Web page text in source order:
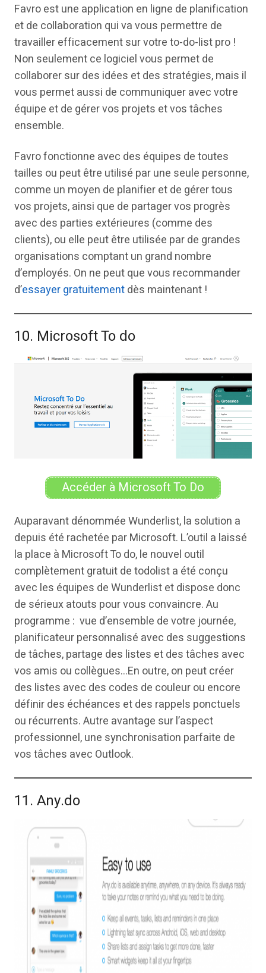
Favro est une application en ligne de planification
et de collaboration qui va vous permettre de
travailler efficacement sur votre to-do-list pro !
Non seulement ce logiciel vous permet de
collaborer sur des idées et des stratégies, mais il
vous permet aussi de communiquer avec votre
équipe et de gérer vos projets et vos tâches
ensemble.
Favro fonctionne avec des équipes de toutes
tailles ou peut être utilisé par une seule personne,
comme un moyen de planifier et de gérer tous
vos projets, ainsi que de partager vos progrès
avec des parties extérieures (comme des
clients), ou elle peut être utilisée par de grandes
organisations comptant un grand nombre
d’employés. On ne peut que vous recommander
d’essayer gratuitementdès maintenant !
10. Microsoft To do
Accéder à Microsoft To Do
Auparavant dénommée Wunderlist, la solution a
depuis été rachetée par Microsoft. L’outil a laissé
la place à Microsoft To do, le nouvel outil
complètement gratuit de todolist a été conçu
avec les équipes de Wunderlist et dispose donc
de sérieux atouts pour vous convaincre. Au
programme : vue d’ensemble de votre journée,
planificateur personnalisé avec des suggestions
de tâches, partage des listes et des tâches avec
vos amis ou collègues…En outre, on peut créer
des listes avec des codes de couleur ou encore
définir des échéances et des rappels ponctuels
ou récurrents. Autre avantage sur l’aspect
professionnel, une synchronisation parfaite de
vos tâches avec Outlook.
11. Any.do